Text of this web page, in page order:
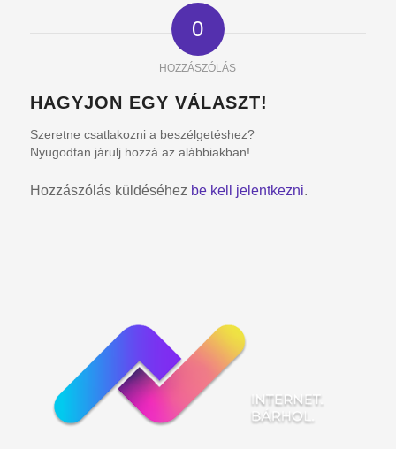
0
HOZZÁSZÓLÁS
HAGYJON EGY VÁLASZT!
Szeretne csatlakozni a beszélgetéshez?
Nyugodtan járulj hozzá az alábbiakban!
Hozzászólás küldéséhez be kell jelentkezni.